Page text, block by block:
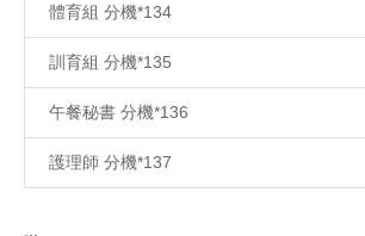
體育組 分機*134
訓育組 分機*135
午餐秘書 分機*136
護理師 分機*137